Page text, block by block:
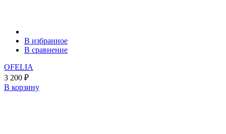
В избранное
В сравнение
OFELIA
3 200 ₽
В корзину